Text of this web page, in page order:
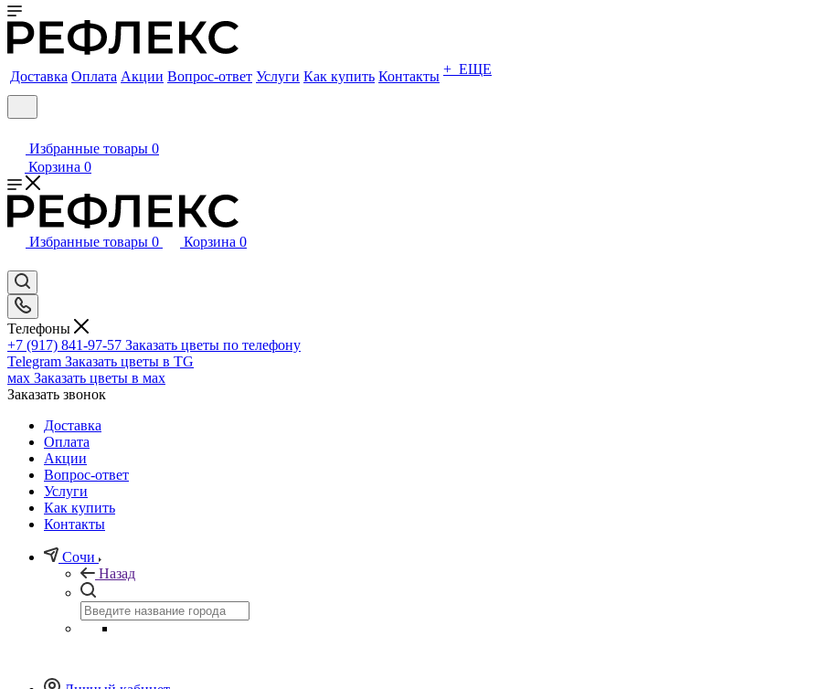
Доставка Оплата Акции Вопрос-ответ Услуги Как купить Контакты + ЕЩЕ
Избранные товары 0
Корзина 0
Избранные товары 0 Корзина 0
Телефоны
+7 (917) 841-97-57 Заказать цветы по телефону
Telegram Заказать цветы в TG
мах Заказать цветы в мах
Заказать звонок
Доставка
Оплата
Акции
Вопрос-ответ
Услуги
Как купить
Контакты
Сочи
Назад